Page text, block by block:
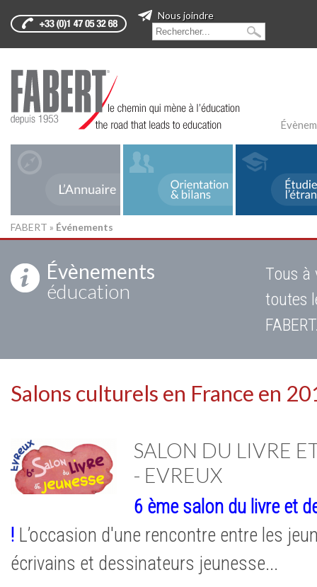
Nous joindre
FABERT » Événements
Évènements
éducation
Tous à
toutes
Salons culturels en France en
SALON DU LIVRE
- EVREUX
6 ème salon du livre et
! L’occasion d'une rencontre entre les
écrivains et dessinateurs jeunesse...